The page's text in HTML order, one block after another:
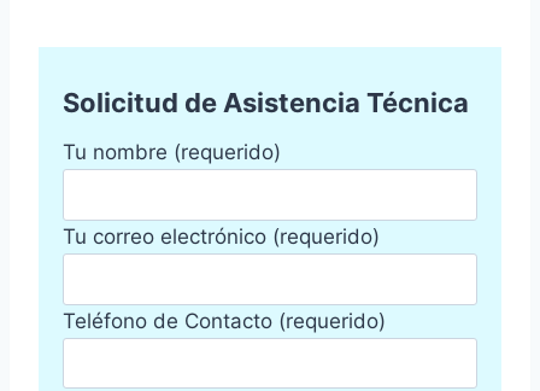
Solicitud de Asistencia Técnica
Tu nombre (requerido)
Tu correo electrónico (requerido)
Teléfono de Contacto (requerido)